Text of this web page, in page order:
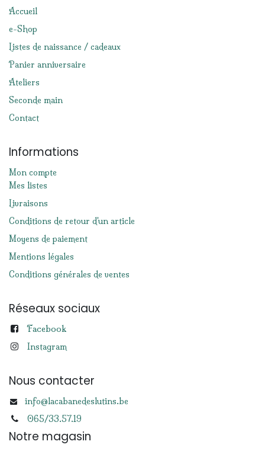
Accueil
e-Shop
Listes de naissance / cadeaux
Panier anniversaire
Ateliers
Seconde main
Contact
Informations
Mon compte
Mes listes
Livraisons
Conditions de retour d'un article
Moyens de paiement
Mentions légales
Conditions générales de ventes
Réseaux sociaux
Facebook
Instagram
Nous contacter
info@lacabanedeslutins.be
065/33.57.19
Notre magasin